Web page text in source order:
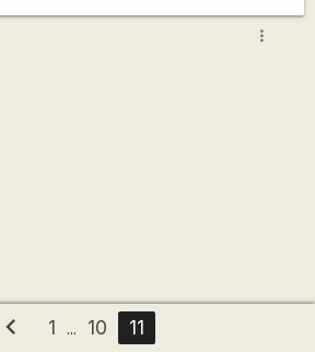
more_vert
chevron_left 1 ... 10 11